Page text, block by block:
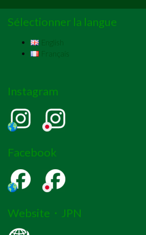
Sélectionner la langue
English
Français
Instagram
Facebook
Website・JPN